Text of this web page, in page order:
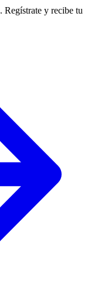
Regístrate y recibe tu